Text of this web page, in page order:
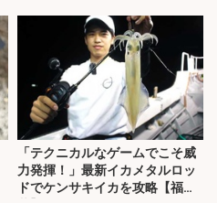
「テクニカルなゲームでこそ威
力発揮！」最新イカメタルロッ
ドでケンサキイカを攻略【福